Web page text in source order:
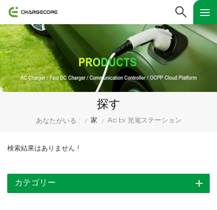
探す
あなたがいる : / 家 / Ac Ev 充電ステーション
検索結果はありません !
カテゴリー